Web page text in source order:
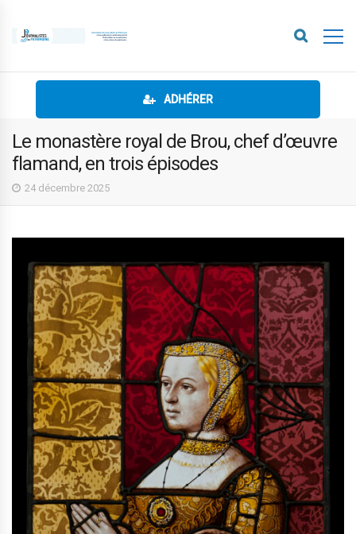
ADHÉRER
Le monastère royal de Brou, chef d’œuvre
flamand, en trois épisodes
24 décembre 2025